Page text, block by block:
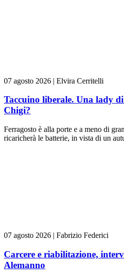
07 agosto 2026 | Elvira Cerritelli
Taccuino liberale. Una lady
Chigi?
Ferragosto è alla porte e a meno di
ricaricherà le batterie, in vista di un
07 agosto 2026 | Fabrizio Federici
Carcere e riabilitazione,
Alemanno